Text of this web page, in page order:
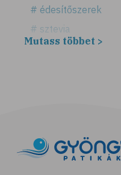
# édesítőszerek
# sztevia
# fogadalom
# célkitűzés
# étkezési napló
Mutass többet >